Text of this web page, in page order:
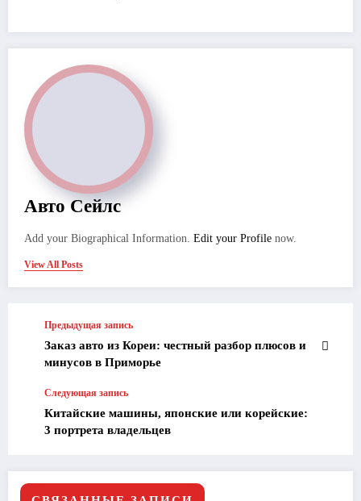
Авто Сейлс
Add your Biographical Information. Edit your Profile now.
View All Posts
Предыдущая запись
Заказ авто из Кореи: честный разбор плюсов и
минусов в Приморье
Следующая запись
Китайские машины, японские или корейские:
3 портрета владельцев